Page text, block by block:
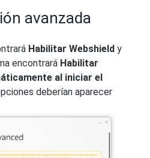
avanzada
Habilitar Webshield y
encontrará Habilitar
al iniciar el
deberían aparecer